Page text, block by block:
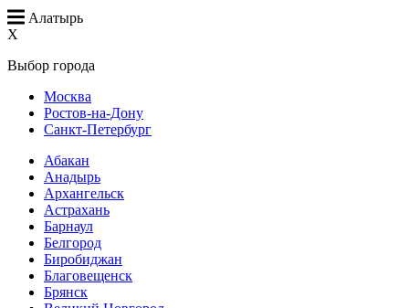
Алатырь
X
Выбор города
Москва
Ростов-на-Дону
Санкт-Петербург
Абакан
Анадырь
Архангельск
Астрахань
Барнаул
Белгород
Биробиджан
Благовещенск
Брянск